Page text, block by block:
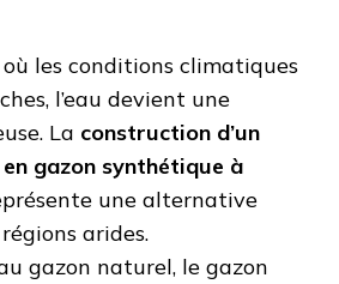
les conditions climatiques
l’eau devient une
La construction d’un
gazon synthétique à
une alternative
arides.
gazon naturel, le gazon